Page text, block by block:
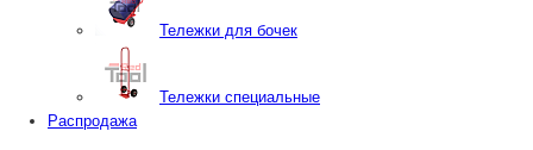
Тележки для бочек
Тележки специальные
Распродажа